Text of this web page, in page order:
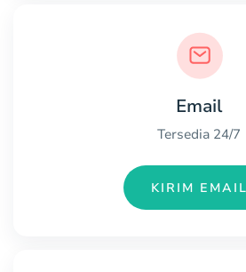
Email
Tersedia 24/7
KIRIM EMAIL